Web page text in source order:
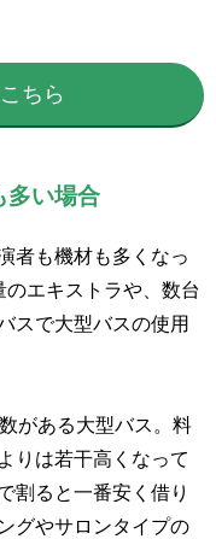
ちら
多い場合
者も機材も多くなっ
エキストラや、数台
スで大型バスの使用
がある大型バス。料
りは若干高くなって
割ると一番安く借り
グやサロンタイプの